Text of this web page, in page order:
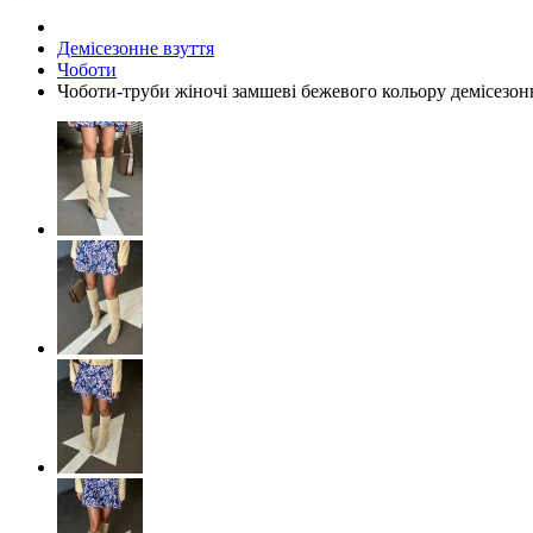
Демісезонне взуття
Чоботи
Чоботи-труби жіночі замшеві бежевого кольору